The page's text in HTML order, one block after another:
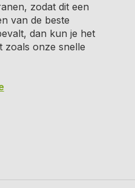
zodat dit een
van de beste
dan kun je het
zoals onze snelle